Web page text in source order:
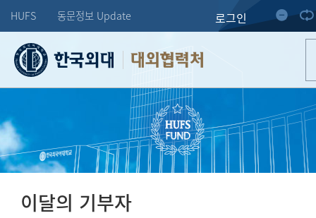
HUFS 동문정보 Update 로그인
대외협력처
이달의 기부자